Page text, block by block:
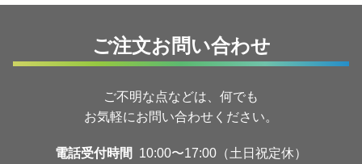
ご注文お問い合わせ
ご不明な点などは、何でも
お気軽にお問い合わせください。
電話受付時間
10:00〜17:00（土日祝定休）